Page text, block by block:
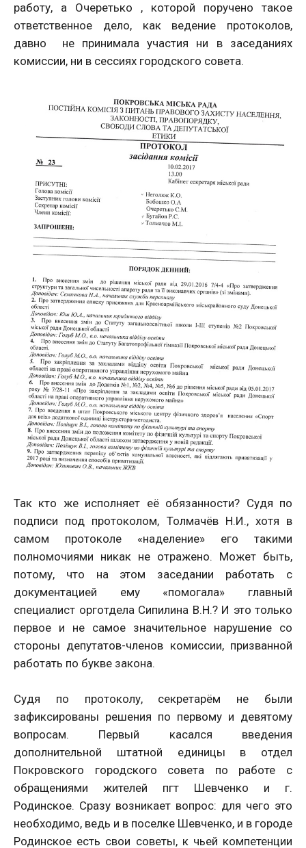
работу, а Очеретько , которой поручено такое
ответственное дело, как ведение протоколов,
давно не принимала участия ни в заседаниях
комиссии, ни в сессиях городского совета.
Так кто же исполняет её обязанности? Судя по
подписи под протоколом, Толмачёв Н.И., хотя в
самом протоколе «наделение» его такими
полномочиями никак не отражено. Может быть,
потому, что на этом заседании работать с
документацией ему «помогала» главный
специалист орготдела Сипилина В.Н.? И это только
первое и не самое значительное нарушение со
стороны депутатов-членов комиссии, призванной
работать по букве закона.
Судя по протоколу, секретарём не были
зафиксированы решения по первому и девятому
вопросам. Первый касался введения
дополнительной штатной единицы в отдел
Покровского городского совета по работе с
обращениями жителей пгт Шевченко и г.
Родинское. Сразу возникает вопрос: для чего это
необходимо, ведь и в поселке Шевченко, и в городе
Родинское есть свои советы, к чьей компетенции